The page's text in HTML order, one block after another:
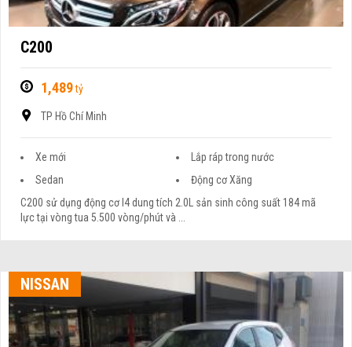
C200
1,489tỷ
TP Hồ Chí Minh
Xe mới
Lắp ráp trong nước
Sedan
Động cơ Xăng
C200 sử dụng động cơ I4 dung tích 2.0L sản sinh công suất 184 mã
lực tại vòng tua 5.500 vòng/phút và ...
NISSAN